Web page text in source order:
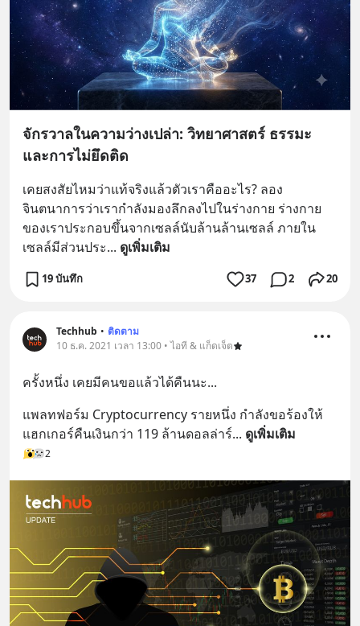
จักรวาลในความว่างเปล่า: วิทยาศาสตร์ ธรรมะ
และการไม่ยึดติด
เคยสงสัยไหมว่าแท้จริงแล้วตัวเราคืออะไร? ลอง
จินตนาการว่าเรากำลังมองลึกลงไปในร่างกาย ร่างกาย
ของเราประกอบขึ้นจากเซลล์นับล้านล้านเซลล์ ภายใน
เซลล์มีส่วนประ... ดูเพิ่มเติม
19 บันทึก 37 2 20
Techhub • ติดตาม
10 ธ.ค. 2021 เวลา 13:00 • ไอที & แก็ดเจ็ต
ครั้งหนึ่ง เคยมีคนขอแล้วได้คืนนะ...
แพลทฟอร์ม Cryptocurrency รายหนึ่ง กำลังขอร้องให้
แฮกเกอร์คืนเงินกว่า 119 ล้านดอลล่าร์... ดูเพิ่มเติม
2